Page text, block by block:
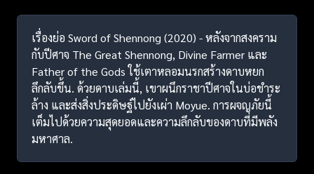
เรื่องย่อ Sword of Shennong (2020) - หลังจากสงคราม
กับปีศาจ The Great Shennong, Divine Farmer และ
Father of the Gods ใช้เตาหลอมนรกสร้างดาบหยก
ลึกลับขึ้น. ด้วยดาบเล่มนี้, เขาผนึกราชาปีศาจในบ่อชำระ
ล้าง และส่งสิ่งประดิษฐ์ไปยังเผ่า Moyue. การผจญภัยนี้
เต็มไปด้วยความสุดยอดและความลึกลับของดาบที่มีพลัง
มหาศาล.